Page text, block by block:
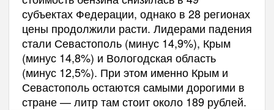
субъектах Федерации, однако в 28 регионах
цены продолжили расти. Лидерами падения
стали Севастополь (минус 14,9%), Крым
(минус 14,8%) и Вологодская область
(минус 12,5%). При этом именно Крым и
Севастополь остаются самыми дорогими в
стране — литр там стоит около 189 рублей.